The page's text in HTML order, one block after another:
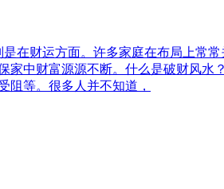
在财运方面。许多家庭在布局上常
中财富源源不断。什么是破财风水
阻等。很多人并不知道，